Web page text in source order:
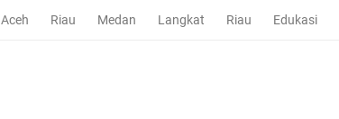
Aceh Riau Medan Langkat Riau Edukasi